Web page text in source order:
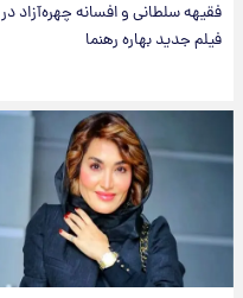
فقیهه سلطانی و افسانه چهره‌آزاد در
فیلم جدید بهاره رهنما